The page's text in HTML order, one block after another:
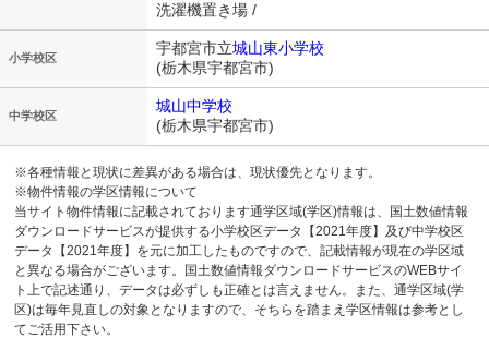
洗濯機置き場 /
小学校区
宇都宮市立城山東小学校
(栃木県宇都宮市)
中学校区
城山中学校
(栃木県宇都宮市)
※各種情報と現状に差異がある場合は、現状優先となります。
※物件情報の学区情報について
当サイト物件情報に記載されております通学区域(学区)情報は、国土数値情報
ダウンロードサービスが提供する小学校区データ【2021年度】及び中学校区
データ【2021年度】を元に加工したものですので、記載情報が現在の学区域
と異なる場合がございます。国土数値情報ダウンロードサービスのWEBサイ
ト上で記述通り、データは必ずしも正確とは言えません。また、通学区域(学
区)は毎年見直しの対象となりますので、そちらを踏まえ学区情報は参考とし
てご活用下さい。